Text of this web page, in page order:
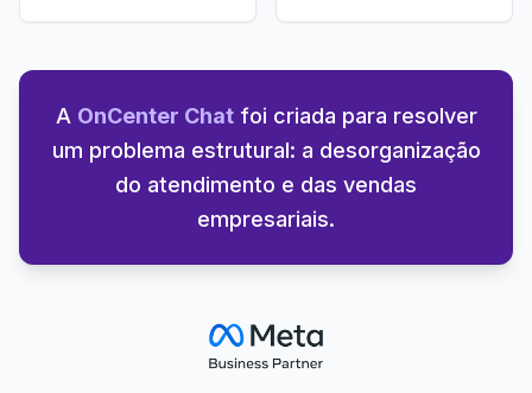
A OnCenter Chatfoi criada para resolver
um problema estrutural: a desorganização
do atendimento e das vendas
empresariais.